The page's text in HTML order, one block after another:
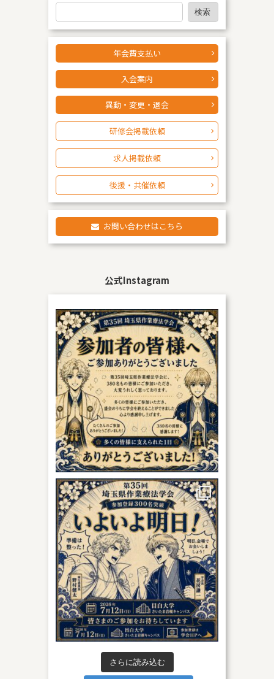
検
索
検索
年会費支払い
入会案内
異動・変更・退会
研修会掲載依頼
求人掲載依頼
後援・共催依頼
お問い合わせはこちら
公式Instagram
さらに読み込む